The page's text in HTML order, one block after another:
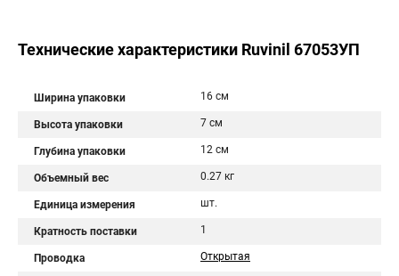
Технические характеристики Ruvinil 67053УП
Ширина упаковки 16 см
Высота упаковки 7 см
Глубина упаковки 12 см
Объемный вес 0.27 кг
Единица измерения шт.
Кратность поставки 1
Проводка Открытая